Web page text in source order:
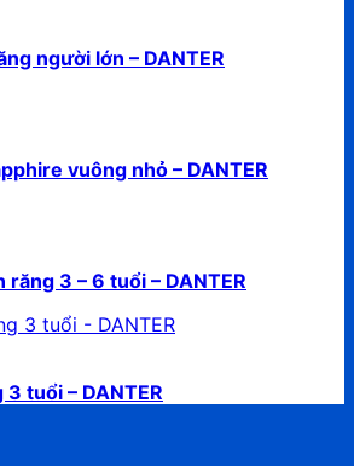
người lớn – DANTER
vuông nhỏ – DANTER
3 – 6 tuổi – DANTER
tuổi – DANTER